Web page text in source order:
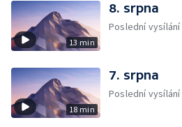
13 min
8. srpna
Poslední vysílání
18 min
7. srpna
Poslední vysílání